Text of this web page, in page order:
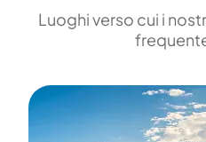
Luoghi verso cui i